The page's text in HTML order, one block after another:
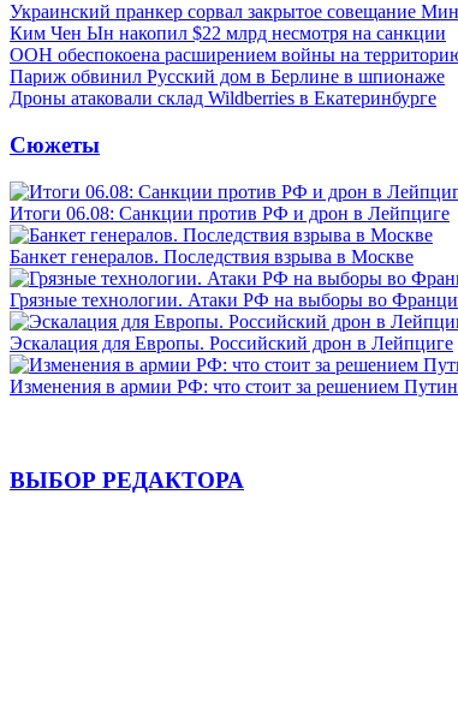
Украинский пранкер сорвал закрытое совещание
Ким Чен Ын накопил $22 млрд несмотря на санкции
ООН обеспокоена расширением войны на
Париж обвинил Русский дом в Берлине в шпионаже
Дроны атаковали склад Wildberries в Екатеринбурге
Сюжеты
Итоги 06.08: Санкции против РФ и дрон в Лейпциге
Банкет генералов. Последствия взрыва в Москве
Грязные технологии. Атаки РФ на выборы во
Эскалация для Европы. Российский дрон в Лейпциге
Изменения в армии РФ: что стоит за решением
ВЫБОР РЕДАКТОРА